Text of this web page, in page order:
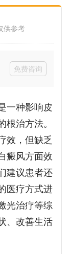
供参考
免费咨询
一种影响皮
根治方法。
效，但缺乏
癜风方面效
建议患者还
医疗方式进
光治疗等综
、改善生活